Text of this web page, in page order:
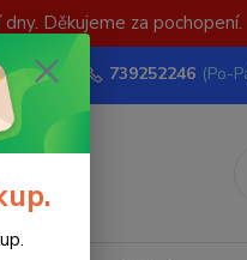
Děkujeme za pochopení.
739252246 (Po-